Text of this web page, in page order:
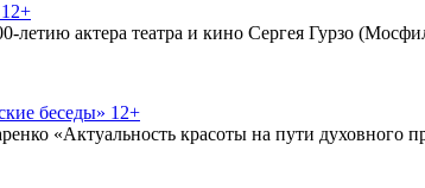
летию актера театра и кино Сергея Гурзо
беседы» 12+
«Актуальность красоты на пути духовного